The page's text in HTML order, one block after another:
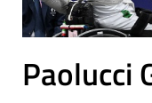
Paolucci